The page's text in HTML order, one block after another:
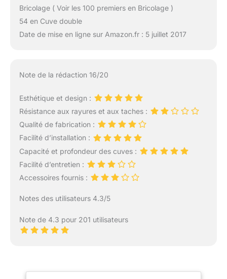
Bricolage ( Voir les 100 premiers en Bricolage )
54 en Cuve double
Date de mise en ligne sur Amazon.fr : 5 juillet 2017
Note de la rédaction 16/20
Esthétique et design :
Résistance aux rayures et aux taches :
Qualité de fabrication :
Facilité d’installation :
Capacité et profondeur des cuves :
Facilité d’entretien :
Accessoires fournis :
Notes des utilisateurs 4.3/5
Note de 4.3 pour 201 utilisateurs